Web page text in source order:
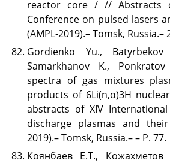
reactor core / // Abstracts
Conference on pulsed lasers
(AMPL-2019).– Tomsk, Russia.–
Gordienko Yu.,
Samarkhanov K.,
spectra of gas mixtures
products of 6Li(n,α)3H
abstracts of XIV
discharge plasmas and
2019).– Tomsk, Russia.– – P. 77.
Коянбаев Е.Т., Кожахметов